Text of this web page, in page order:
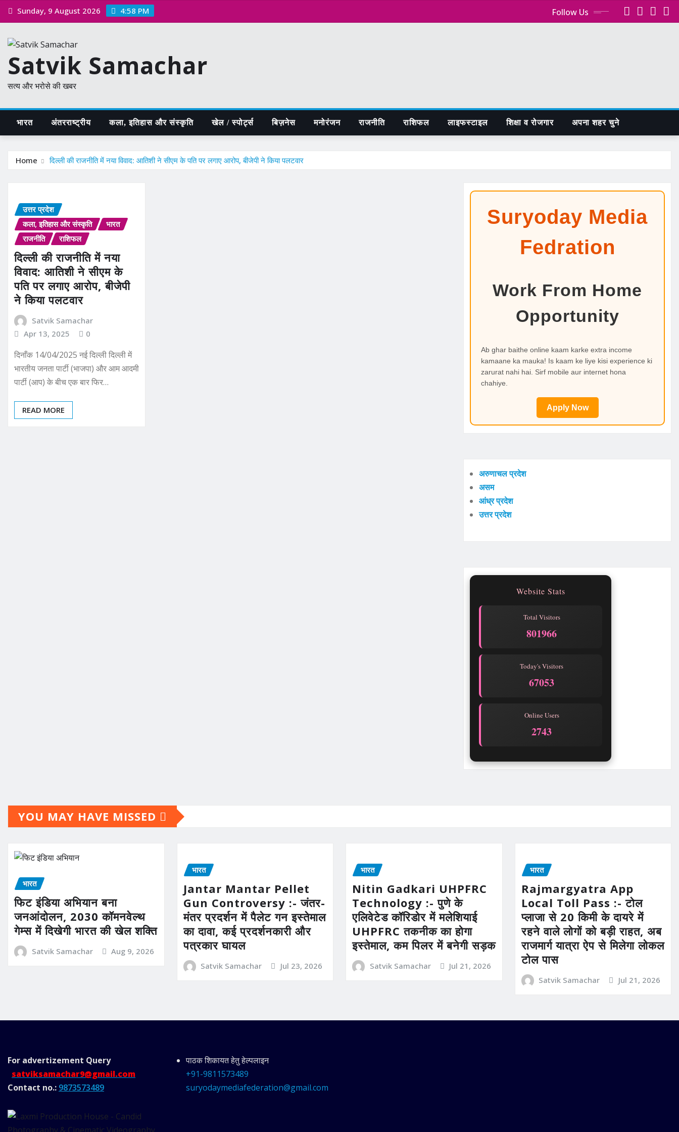
Skip Sunday, 9 August 2026 4:58 PM Follow Us
Satvik Samachar
सत्य और भरोसे की खबर
भारत अंतरराष्ट्रीय कला, इतिहास और संस्कृति खेल / स्पोर्ट्स बिज़नेस मनोरंजन राजनीति राशिफल लाइफस्टाइल शिक्षा व रोजगार अपना शहर चुने
Home दिल्ली की राजनीति में नया विवाद: आतिशी ने सीएम के पति पर लगाए आरोप, बीजेपी ने किया पलटवार
उत्तर प्रदेश
कला, इतिहास और संस्कृति
भारत
राजनीति
राशिफल
दिल्ली की राजनीति में नया
विवाद: आतिशी ने सीएम के
पति पर लगाए आरोप, बीजेपी
ने किया पलटवार
Satvik Samachar
Apr 13, 2025
0
दिनाँक 14/04/2025 नई दिल्ली दिल्ली में
भारतीय जनता पार्टी (भाजपा) और आम आदमी
पार्टी (आप) के बीच एक बार फिर…
READ MORE
Suryoday Media
Fedration
Work From Home
Opportunity
Ab ghar baithe online kaam karke extra income
kamaane ka mauka! Is kaam ke liye kisi experience ki
zarurat nahi hai. Sirf mobile aur internet hona
chahiye.
Apply Now
अरुणाचल प्रदेश
असम
आंध्र प्रदेश
उत्तर प्रदेश
Website Stats
Total Visitors
801966
Today's Visitors
67053
Online Users
2743
YOU MAY HAVE MISSED
भारत
फिट इंडिया अभियान बना
जनआंदोलन, 2030 कॉमनवेल्थ
गेम्स में दिखेगी भारत की खेल शक्ति
Satvik Samachar Aug 9, 2026
भारत
Jantar Mantar Pellet
Gun Controversy :- जंतर-
मंतर प्रदर्शन में पैलेट गन इस्तेमाल
का दावा, कई प्रदर्शनकारी और
पत्रकार घायल
Satvik Samachar Jul 23, 2026
भारत
Nitin Gadkari UHPFRC
Technology :- पुणे के
एलिवेटेड कॉरिडोर में मलेशियाई
UHPFRC तकनीक का होगा
इस्तेमाल, कम पिलर में बनेगी सड़क
Satvik Samachar Jul 21, 2026
भारत
Rajmargyatra App
Local Toll Pass :- टोल
प्लाजा से 20 किमी के दायरे में
रहने वाले लोगों को बड़ी राहत, अब
राजमार्ग यात्रा ऐप से मिलेगा लोकल
टोल पास
Satvik Samachar Jul 21, 2026
For advertizement Query
satviksamachar9@gmail.com
Contact no.: 9873573489
पाठक शिकायत हेतु हेल्पलाइन
+91-9811573489
suryodaymediafederation@gmail.com